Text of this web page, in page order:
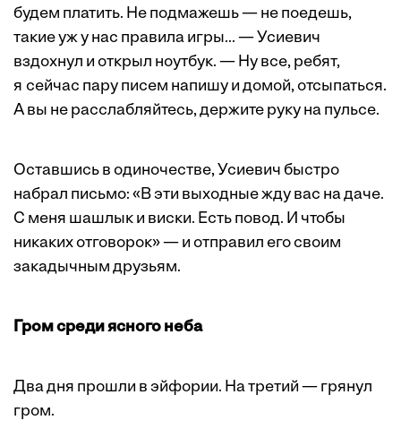
будем платить. Не подмажешь — не поедешь,
такие уж у нас правила игры... — Усиевич
вздохнул и открыл ноутбук. — Ну все, ребят,
я сейчас пару писем напишу и домой, отсыпаться.
А вы не расслабляйтесь, держите руку на пульсе.
Оставшись в одиночестве, Усиевич быстро
набрал письмо: «В эти выходные жду вас на даче.
С меня шашлык и виски. Есть повод. И чтобы
никаких отговорок» — и отправил его своим
закадычным друзьям.
Гром среди ясного неба
Два дня прошли в эйфории. На третий — грянул
гром.